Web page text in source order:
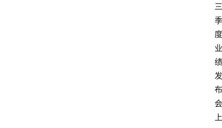
三
季
度
业
绩
发
布
会
上